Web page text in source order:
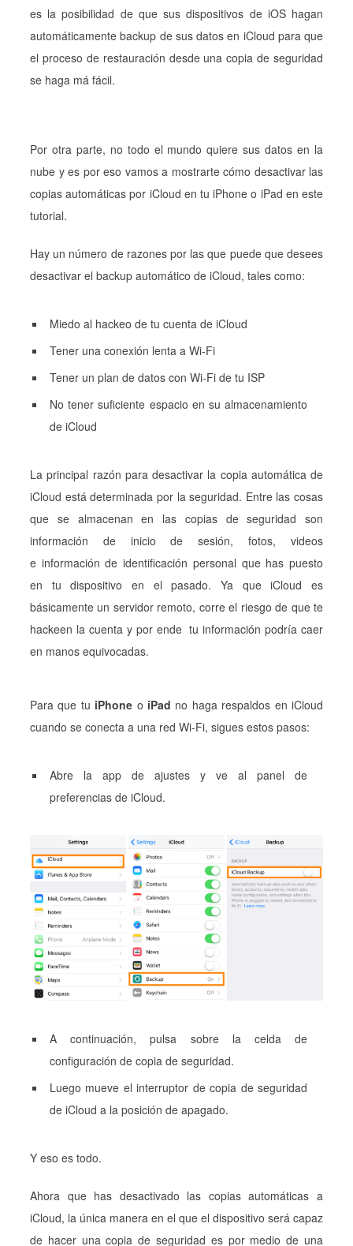
es la posibilidad de que sus dispositivos de iOS hagan
automáticamente backup de sus datos en iCloud para que
el proceso de restauración desde una copia de seguridad
se haga má fácil.
Por otra parte, no todo el mundo quiere sus datos en la
nube y es por eso vamos a mostrarte cómo desactivar las
copias automáticas por iCloud en tu iPhone o iPad en este
tutorial.
Hay un número de razones por las que puede que desees
desactivar el backup automático de iCloud, tales como:
Miedo al hackeo de tu cuenta de iCloud
Tener una conexión lenta a Wi-Fi
Tener un plan de datos con Wi-Fi de tu ISP
No tener suficiente espacio en su almacenamiento
de iCloud
La principal razón para desactivar la copia automática de
iCloud está determinada por la seguridad. Entre las cosas
que se almacenan en las copias de seguridad son
información de inicio de sesión, fotos, videos
e información de identificación personal que has puesto
en tu dispositivo en el pasado. Ya que iCloud es
básicamente un servidor remoto, corre el riesgo de que te
hackeen la cuenta y por ende tu información podría caer
en manos equivocadas.
Para que tu iPhone o iPad no haga respaldos en iCloud
cuando se conecta a una red Wi-Fi, sigues estos pasos:
Abre la app de ajustes y ve al panel de
preferencias de iCloud.
A continuación, pulsa sobre la celda de
configuración de copia de seguridad.
Luego mueve el interruptor de copia de seguridad
de iCloud a la posición de apagado.
Y eso es todo.
Ahora que has desactivado las copias automáticas a
iCloud, la única manera en el que el dispositivo será capaz
de hacer una copia de seguridad es por medio de una